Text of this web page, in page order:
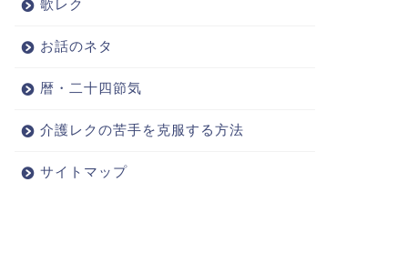
歌レク
お話のネタ
暦・二十四節気
介護レクの苦手を克服する方法
サイトマップ